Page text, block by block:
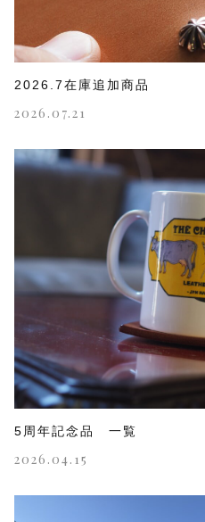
2026.7在庫追加商品
2026.07.21
5周年記念品 一覧
2026.04.15